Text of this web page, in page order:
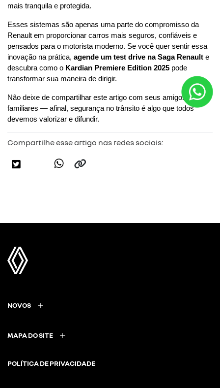
mais tranquila e protegida.
Esses sistemas são apenas uma parte do compromisso da
Renault em proporcionar carros mais seguros, confiáveis e
pensados para o motorista moderno. Se você quer sentir essa
inovação na prática, agende um test drive na Saga Renault e
descubra como o Kardian Premiere Edition 2025 pode
transformar sua maneira de dirigir.
Não deixe de compartilhar este artigo com seus amigos e
familiares — afinal, segurança no trânsito é algo que todos
devemos valorizar e difundir.
Compartilhe esse artigo nas redes sociais:
NOVOS
MAPA DO SITE
POLÍTICA DE PRIVACIDADE